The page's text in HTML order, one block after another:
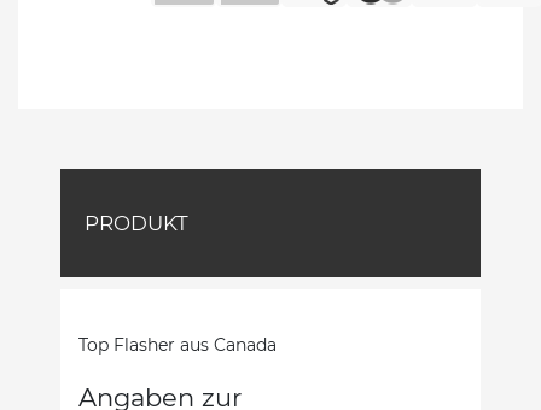
PRODUKT
Top Flasher aus Canada
Angaben zur